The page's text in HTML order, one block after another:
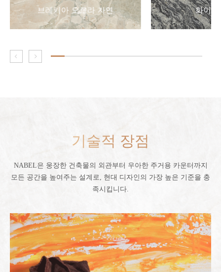
브레키아 오로라 자연 화이트
기술적 장점
NABEL은 웅장한 건축물의 외관부터 우아한 주거용 카운터까지
모든 공간을 높여주는 설계로, 현대 디자인의 가장 높은 기준을 충
족시킵니다.